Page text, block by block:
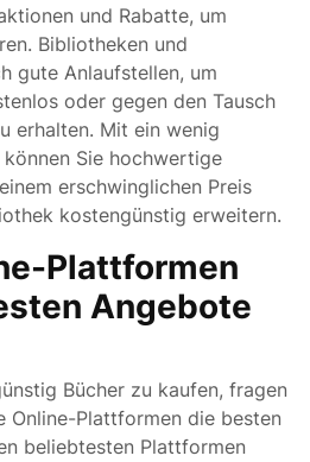
und Rabatte, um
Bibliotheken und
gute Anlaufstellen, um
oder gegen den Tausch
erhalten. Mit ein wenig
Sie hochwertige
erschwinglichen Preis
kostengünstig erweitern.
Plattformen
Angebote
Bücher zu kaufen, fragen
Online-Plattformen die besten
beliebtesten Plattformen